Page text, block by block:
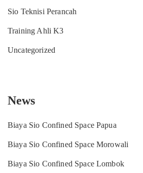
Sio Teknisi Perancah
Training Ahli K3
Uncategorized
News
Biaya Sio Confined Space Papua
Biaya Sio Confined Space Morowali
Biaya Sio Confined Space Lombok